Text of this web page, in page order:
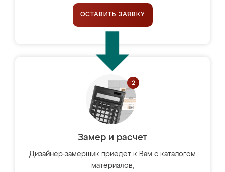
ОСТАВИТЬ ЗАЯВКУ
Замер и расчет
Дизайнер-замерщик приедет к Вам с каталогом
материалов,